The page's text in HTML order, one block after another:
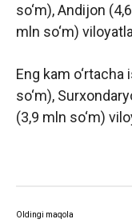
so‘m), Andijon
mln so‘m)
Eng kam
so‘m),
(3,9 mln so‘m)
Oldingi maqola